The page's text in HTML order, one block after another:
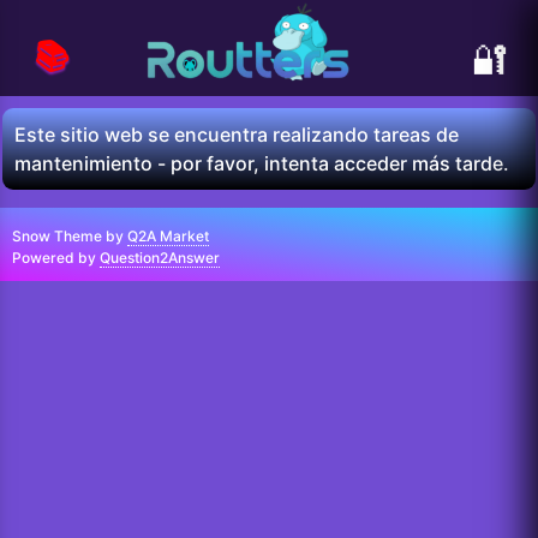
🔐
📚
Este sitio web se encuentra realizando tareas de
mantenimiento - por favor, intenta acceder más tarde.
Snow Theme by Q2A Market
Powered by Question2Answer